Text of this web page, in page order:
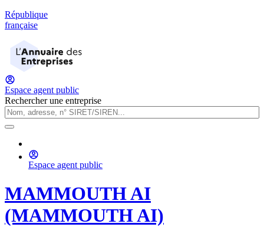
République
française
Espace agent public
Rechercher une entreprise
Espace agent public
MAMMOUTH AI
(MAMMOUTH AI)